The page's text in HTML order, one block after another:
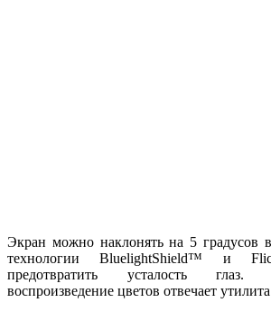
Экран можно наклонять на 5 градусов
технологии BluelightShield™ и
предотвратить усталость глаз.
воспроизведение цветов отвечает